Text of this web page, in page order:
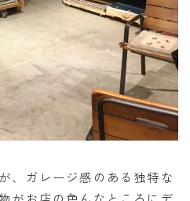
、ガレージ感のある独特な